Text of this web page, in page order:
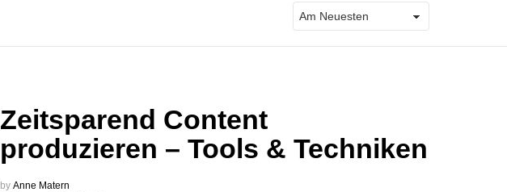
Zeitsparend Content
produzieren – Tools & Techniken
by Anne Matern